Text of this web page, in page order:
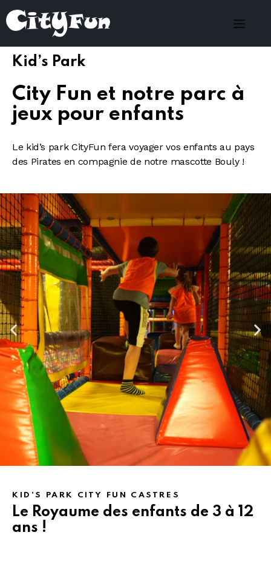
Kid’s Park
City Fun et notre parc à
jeux pour enfants
Le kid’s park CityFun fera voyager vos enfants au pays
des Pirates en compagnie de notre mascotte Bouly !
Le Kid's Park de CityFun
propose des attractions
KID'S PARK CITY FUN CASTRES
Le Royaume des enfants de 3 à 12
ans !